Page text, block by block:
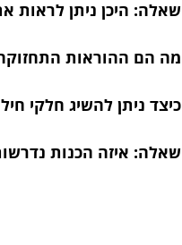
שאלה: היכן ניתן לראות
מה הם ההוראות
כיצד ניתן להשיג חלקי
שאלה: איזה הכנות